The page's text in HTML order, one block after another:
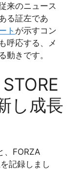
来のニュース
る証左であ
ト が示すコン
呼応する、メ
動きです。
し成長
、FORZA
記録しまし